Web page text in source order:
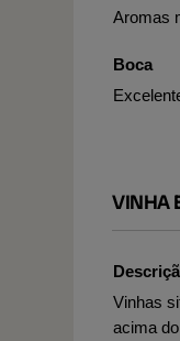
Aromas
Boca
VINHA
Vinhas
acima